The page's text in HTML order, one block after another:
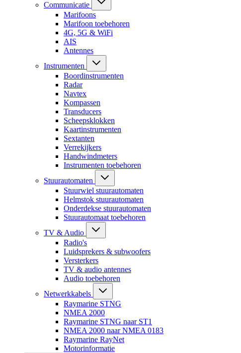
Communicatie
Marifoons
Marifoon toebehoren
4G, 5G & WiFi
AIS
Antennes
Instrumenten
Boordinstrumenten
Radar
Navtex
Kompassen
Transducers
Scheepsklokken
Kaartinstrumenten
Sextanten
Verrekijkers
Handwindmeters
Instrumenten toebehoren
Stuurautomaten
Stuurwiel stuurautomaten
Helmstok stuurautomaten
Onderdekse stuurautomaten
Stuurautomaat toebehoren
TV & Audio
Radio's
Luidsprekers & subwoofers
Versterkers
TV & audio antennes
Audio toebehoren
Netwerkkabels
Raymarine STNG
NMEA 2000
Raymarine STNG naar ST1
NMEA 2000 naar NMEA 0183
Raymarine RayNet
Motorinformatie